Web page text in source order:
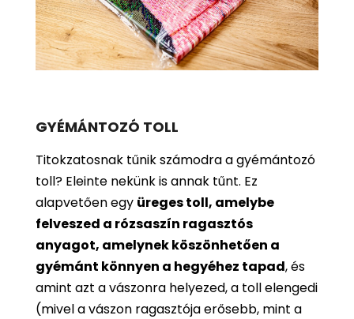
GYÉMÁNTOZÓ TOLL
Titokzatosnak tűnik számodra a gyémántozó
toll? Eleinte nekünk is annak tűnt. Ez
alapvetően egy üreges toll, amelybe
felveszed a rózsaszín ragasztós
anyagot, amelynek köszönhetően a
gyémánt könnyen a hegyéhez tapad, és
amint azt a vászonra helyezed, a toll elengedi
(mivel a vászon ragasztója erősebb, mint a